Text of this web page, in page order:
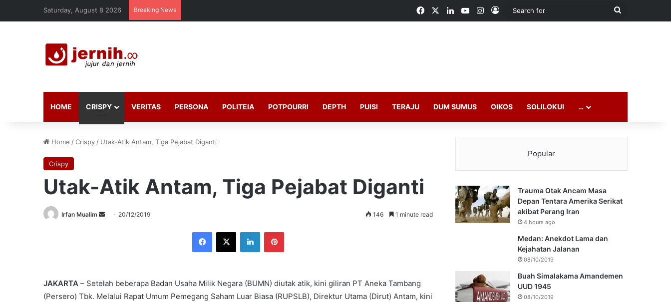
Saturday, August 8 2026 Breaking News FacebookLinkedInYouTubeInstagram
Log In
Search
HOME CRISPY VERITAS PERSONA POLITEIA POTPOURRI DEPTH PUISI TERAJU DUM SUMUS OIKOS SOLILOKUI …
Home /Crispy / Utak-Atik Antam, Tiga Pejabat Diganti
Crispy
Utak-Atik Antam, Tiga Pejabat Diganti
Irfan Mualim
Send 20/12/2019 146 1 minute read
Facebook
X LinkedInPinterest
JAKARTA – Setelah beberapa Badan Usaha Milik Negara (BUMN) diutak atik, kini giliran PT Aneka Tambang
(Persero) Tbk. Melalui Rapat Umum Pemegang Saham Luar Biasa (RUPSLB), Direktur Utama (Dirut) Antam, kini
Popular
Trauma Otak Ancam Masa
Depan Tentara Amerika Serikat
akibat Perang Iran
4 hours ago
Medan: Anekdot Lama dan
Kejahatan Jalanan
08/10/2019
Buah Simalakama Amandemen
UUD 1945
08/10/2019